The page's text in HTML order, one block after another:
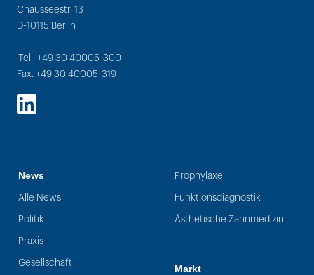
Chausseestr. 13
D-10115 Berlin
Tel.: +49 30 40005-300
Fax: +49 30 40005-319
LinkedIn
News
Alle News
Politik
Praxis
Gesellschaft
Prophylaxe
Funktionsdiagnostik
Ästhetische Zahnmedizin
Markt